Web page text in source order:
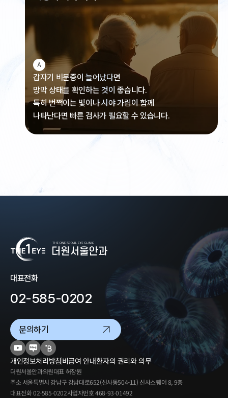
A
갑자기 비문증이 늘어났다면
망막 상태를 확인하는 것이 좋습니다.
특히 번쩍이는 빛이나 시야 가림이 함께
나타난다면 빠른 검사가 필요할 수 있습니다.
대표전화
02-585-0202
문의하기
개인정보처리방침 비급여 안내환자의 권리와 의무
더원서울안과의원대표 허장원
주소 서울특별시 강남구 강남대로652(신사동504-11) 신사스퀘어 8, 9층
대표전화02-585-0202사업자번호468-93-01492